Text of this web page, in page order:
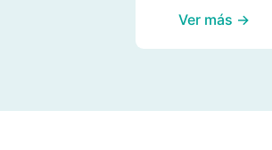
Ver más →